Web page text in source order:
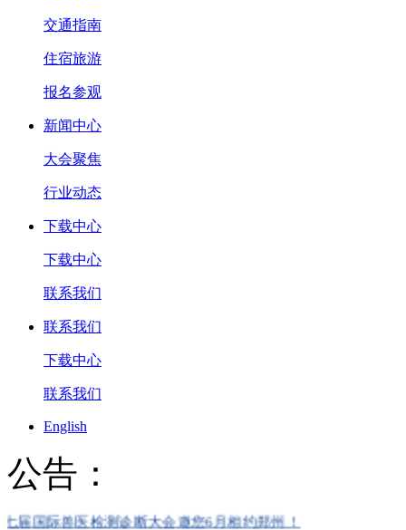
交通指南
住宿旅游
报名参观
新闻中心
大会聚焦
行业动态
下载中心
下载中心
联系我们
联系我们
下载中心
联系我们
English
公告：
际兽医检测诊断大会邀您6月相约郑州！